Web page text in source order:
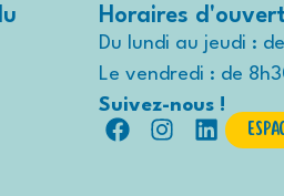
Horaires
Du lundi au jeudi :
Le vendredi : de
Suivez-nous !